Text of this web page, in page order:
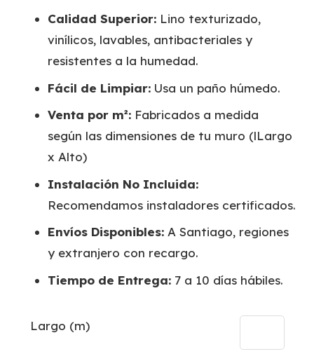
Calidad Superior: Lino texturizado,
vinílicos, lavables, antibacteriales y
resistentes a la humedad.
Fácil de Limpiar: Usa un paño húmedo.
Venta por m²: Fabricados a medida
según las dimensiones de tu muro (lLargo
x Alto)
Instalación No Incluida:
Recomendamos instaladores certificados.
Envíos Disponibles: A Santiago, regiones
y extranjero con recargo.
Tiempo de Entrega: 7 a 10 días hábiles.
Largo (m)